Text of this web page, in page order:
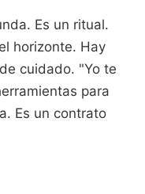
Es un ritual.
horizonte. Hay
cuidado. "Yo te
para
Es un contrato